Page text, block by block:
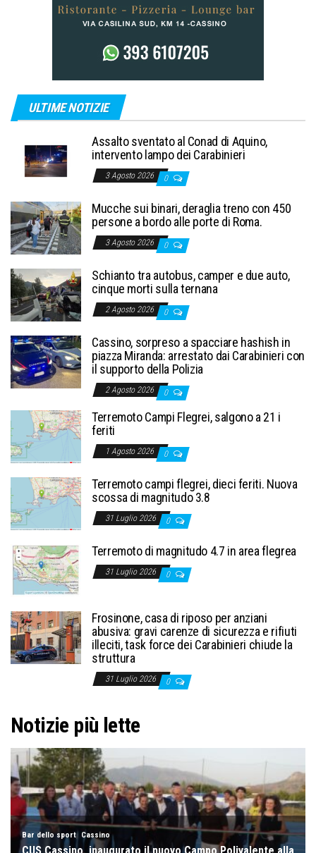
ULTIME NOTIZIE
Assalto sventato al Conad di Aquino,
intervento lampo dei Carabinieri
3 Agosto 2026 0
Mucche sui binari, deraglia treno con 450
persone a bordo alle porte di Roma.
3 Agosto 2026 0
Schianto tra autobus, camper e due auto,
cinque morti sulla ternana
2 Agosto 2026 0
Cassino, sorpreso a spacciare hashish in
piazza Miranda: arrestato dai Carabinieri con
il supporto della Polizia
2 Agosto 2026 0
Terremoto Campi Flegrei, salgono a 21 i
feriti
1 Agosto 2026 0
Terremoto campi flegrei, dieci feriti. Nuova
scossa di magnitudo 3.8
31 Luglio 2026 0
Terremoto di magnitudo 4.7 in area flegrea
31 Luglio 2026 0
Frosinone, casa di riposo per anziani
abusiva: gravi carenze di sicurezza e rifiuti
illeciti, task force dei Carabinieri chiude la
struttura
31 Luglio 2026 0
Notizie più lette